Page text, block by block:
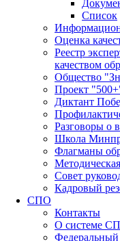
Список
Оценка
Реестр
качеством
Общество
Проект
Диктант
Разговоры о
Школа
Флагманы
Совет
Кадровый
СПО
Контакты
О системе
Федеральный